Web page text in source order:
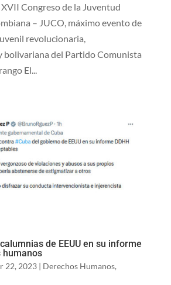
Congreso de la Juventud
– JUCO, máximo evento de
revolucionaria,
bolivariana del Partido Comunista
El...
de EEUU en su informe
humanos
22, 2023| Derechos Humanos,